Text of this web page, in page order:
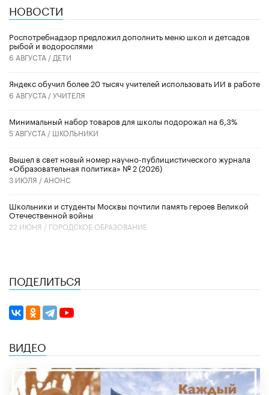
НОВОСТИ
Роспотребнадзор предложил дополнить меню школ и детсадов
рыбой и водорослями
6 АВГУСТА / ДЕТИ
​Яндекс обучил более 20 тысяч учителей использовать ИИ в работе
6 АВГУСТА /УЧИТЕЛЯ
Минимальный набор товаров для школы подорожал на 6,3%
5 АВГУСТА / ШКОЛЬНИКИ
Вышел в свет новый номер научно-публицистического журнала
«Образовательная политика» № 2 (2026)
3 ИЮЛЯ / АНОНС
Школьники и студенты Москвы почтили память героев Великой
Отечественной войны
22 ИЮНЯ / ГОРОДСКОЕ ОБРАЗОВАНИЕ
ПОДЕЛИТЬСЯ
ВИДЕО